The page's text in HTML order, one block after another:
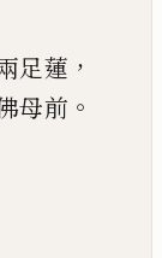
足蓮 ，
母前 。